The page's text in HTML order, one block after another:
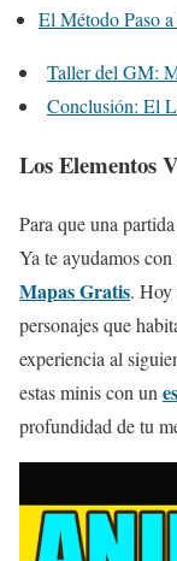
El Método Paso
Taller del GM:
Conclusión: El
Los Elementos
Para que una
Ya te ayudamos
Mapas Gratis. Hoy
personajes que
experiencia al
estas minis con un
profundidad de tu